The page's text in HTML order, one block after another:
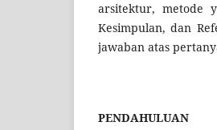
arsitektur, metode
Kesimpulan, dan
jawaban atas
PENDAHULUAN